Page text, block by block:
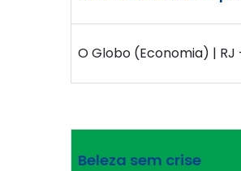
O Globo (Economia) | RJ
Beleza sem crise